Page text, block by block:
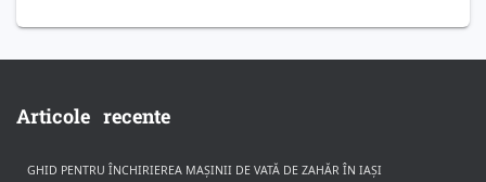
Articole recente
GHID PENTRU ÎNCHIRIEREA MAȘINII DE VATĂ DE ZAHĂR ÎN IAȘI